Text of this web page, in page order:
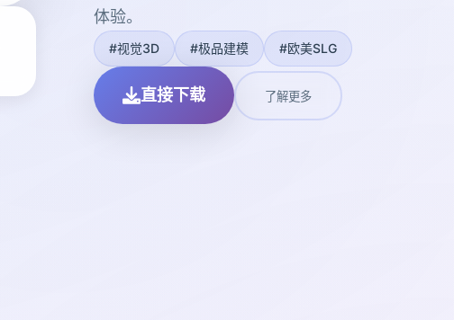
体验。
#视觉3D #极品建模 #欧美SLG
直接下载 了解更多